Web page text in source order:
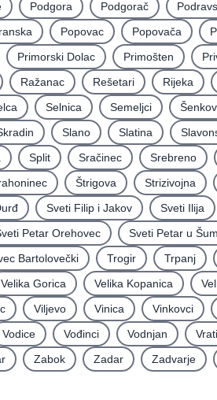
Podgora Podgorač
Popovac Popovača
Primorski Dolac Primošten
Ražanac Rešetari Rijeka
Selnica Semeljci
Slano Slatina
Split Sračinec Srebreno
Štrigova Strizivojna
Sveti Filip i Jakov Sveti Ilija
Petar Orehovec Sveti Petar u
Bartolovečki Trogir Trpanj
Velika Gorica Velika Kopanica
Viljevo Vinica Vinkovci
Vodice Vođinci Vodnjan
Zabok Zadar Zadvarje